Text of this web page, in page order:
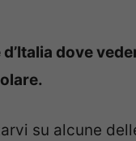
dove
su alcune